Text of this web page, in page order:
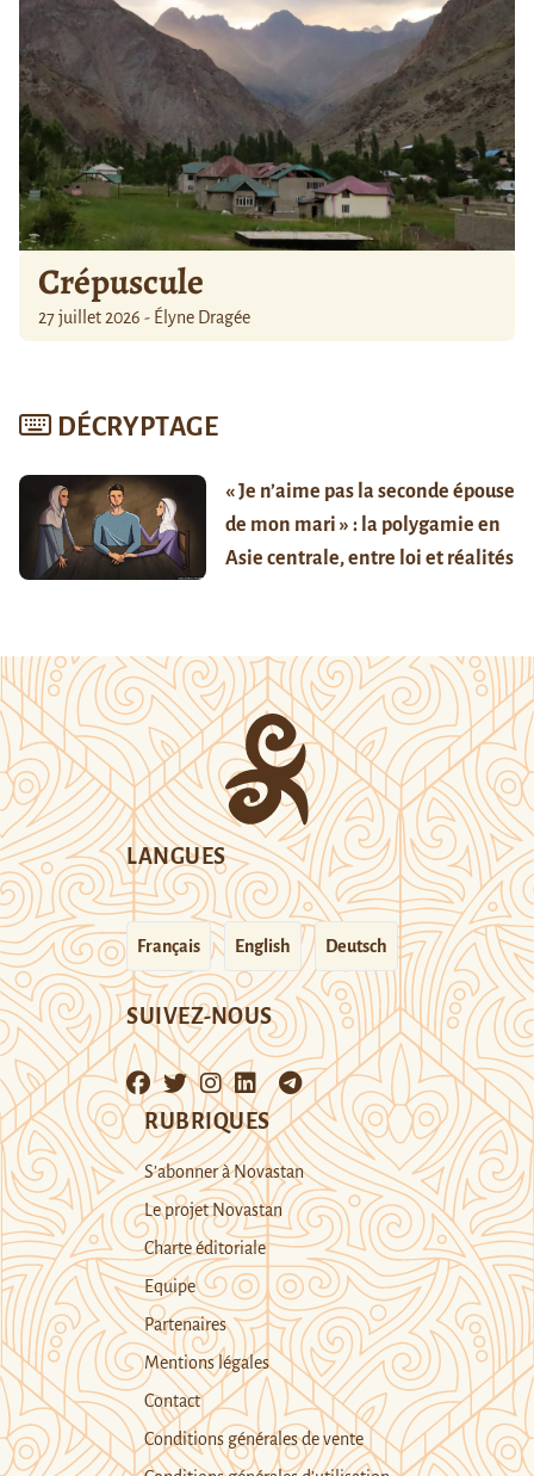
Crépuscule
27 juillet 2026 - Élyne Dragée
DÉCRYPTAGE
« Je n’aime pas la seconde épouse
de mon mari » : la polygamie en
Asie centrale, entre loi et réalités
LANGUES
Français English Deutsch
SUIVEZ-NOUS
RUBRIQUES
S’abonner à Novastan
Le projet Novastan
Charte éditoriale
Equipe
Partenaires
Mentions légales
Contact
Conditions générales de vente